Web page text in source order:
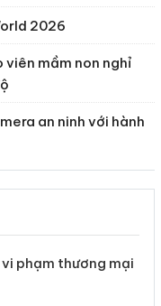
2026
mầm non nghỉ
an ninh với hành
vi phạm thương